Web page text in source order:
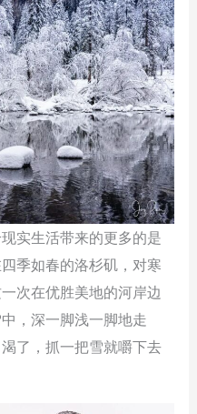
实生活带来的更多的是
季如春的洛杉矶，对寒
次在优胜美地的河岸边
，深一脚浅一脚地走
了，抓一把雪就嚼下去